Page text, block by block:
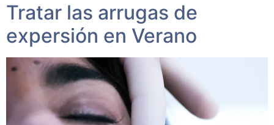
Tratar las arrugas de
expersión en Verano